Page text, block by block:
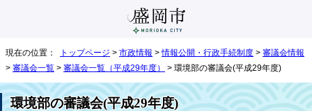
現在の位置： トップページ > 市政情報 >情報公開・行政手続制度 > 審議会情報
> 審議会一覧 > 審議会一覧（平成29年度） > 環境部の審議会(平成29年度)
環境部の審議会(平成29年度)